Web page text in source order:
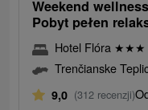
Weekend
Pobyt pełen
Hotel Flóra ★★★
Trenčianske
9,0 (312 recenzji)